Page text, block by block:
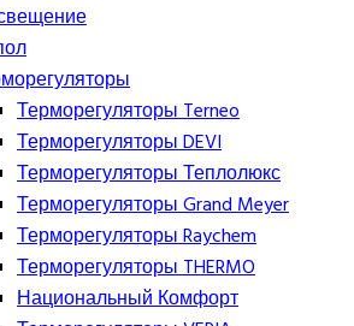
Терморегуляторы Terneo
Терморегуляторы DEVI
Терморегуляторы Теплолюкс
Терморегуляторы Grand Meyer
Терморегуляторы Raychem
Терморегуляторы THERMO
Национальный Комфорт